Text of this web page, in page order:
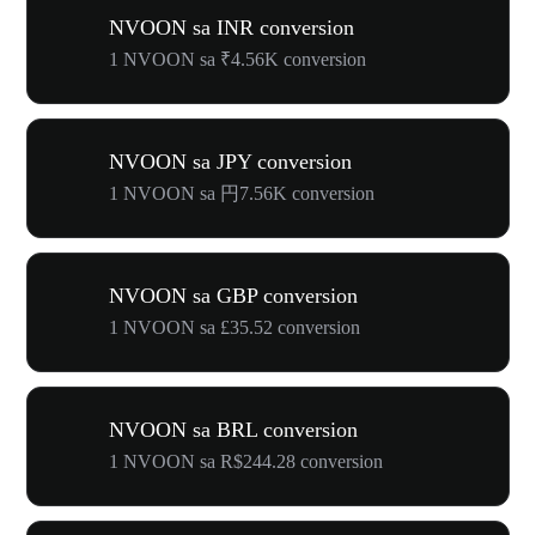
NVOON sa INR conversion
1 NVOON sa ₹4.56K conversion
NVOON sa JPY conversion
1 NVOON sa 円7.56K conversion
NVOON sa GBP conversion
1 NVOON sa £35.52 conversion
NVOON sa BRL conversion
1 NVOON sa R$244.28 conversion